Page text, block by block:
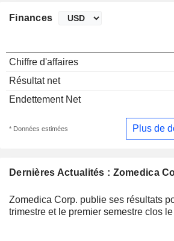
Dernières Actualités : Zomedica
Zomedica Corp. publie ses résultats
trimestre et le premier semestre clos
Finances
Chiffre d'affaires
Résultat net
Endettement Net
* Données estimées Plus de